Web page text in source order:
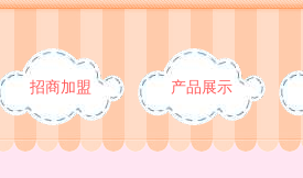
招商加盟 产品展示